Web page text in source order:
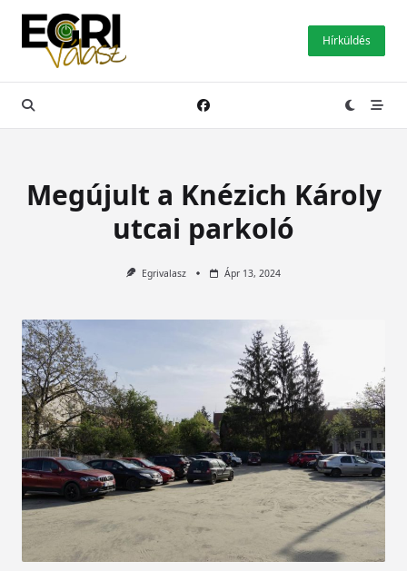
Skip
content
Hírküldés
Megújult a Knézich Károly
utcai parkoló
Egrivalasz Ápr 13, 2024